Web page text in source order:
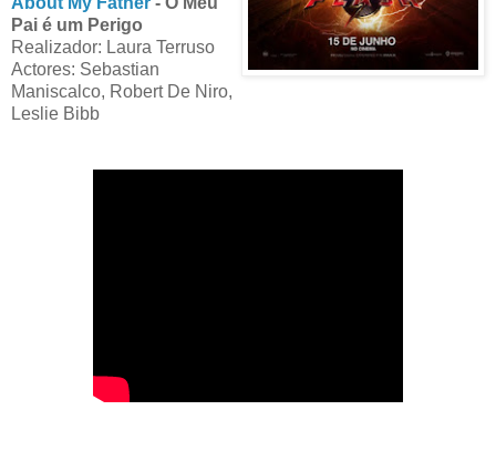
Pai é um Perigo
Realizador: Laura Terruso
Actores: Sebastian
Maniscalco, Robert De Niro,
Leslie Bibb